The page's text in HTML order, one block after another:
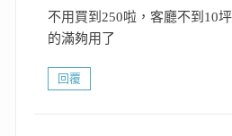
不用買到250啦，客廳不到10
的滿夠用了
回覆